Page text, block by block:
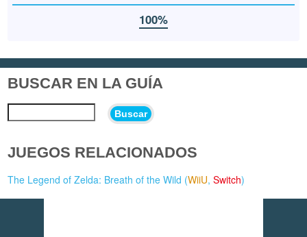
100%
BUSCAR EN LA GUÍA
Buscar
JUEGOS RELACIONADOS
The Legend of Zelda: Breath of the Wild (WiiU,Switch)